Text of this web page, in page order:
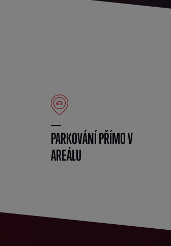
PARKOVÁNÍ PŘÍMO V
AREÁLU